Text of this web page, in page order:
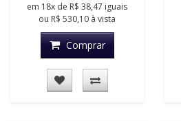
em 18x de R$ 38,47 iguais
ou R$ 530,10 à vista
Comprar